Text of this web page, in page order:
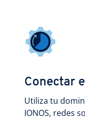
Conectar
Utiliza tu
IONOS, redes